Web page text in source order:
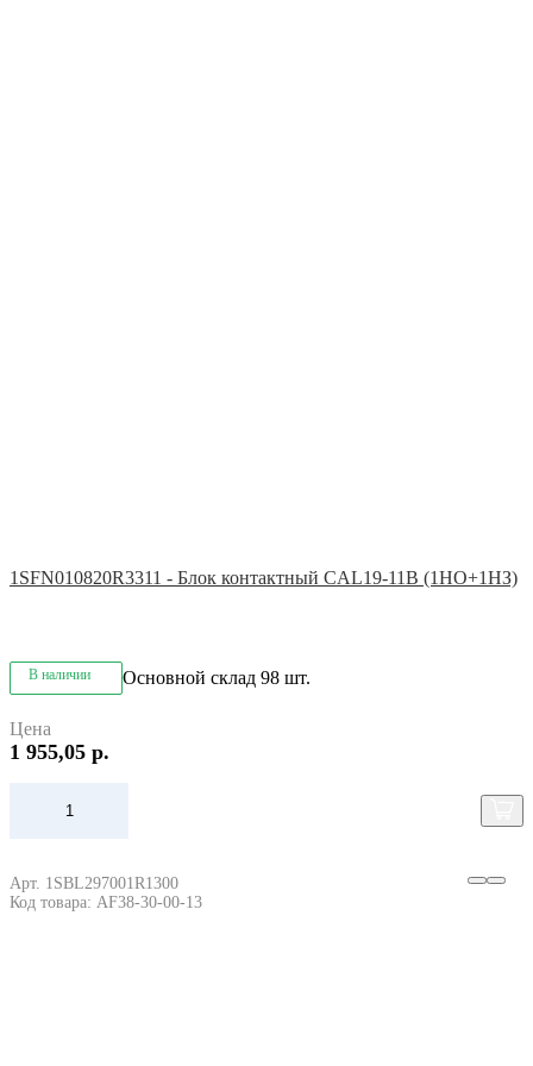
1SFN010820R3311 - Блок контактный CAL19-11B (1НО+1НЗ)
В наличии Основной склад 98 шт.
Цена
1 955,05 р.
Арт. 1SBL297001R1300
Код товара: AF38-30-00-13